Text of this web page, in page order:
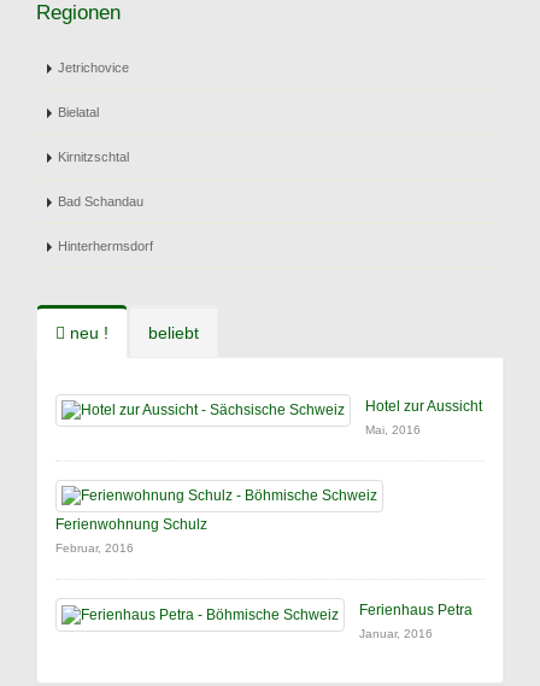
Regionen
Jetrichovice
Bielatal
Kirnitzschtal
Bad Schandau
Hinterhermsdorf
neu ! beliebt
Hotel zur Aussicht
Mai, 2016
Ferienwohnung Schulz
Februar, 2016
Ferienhaus Petra
Januar, 2016